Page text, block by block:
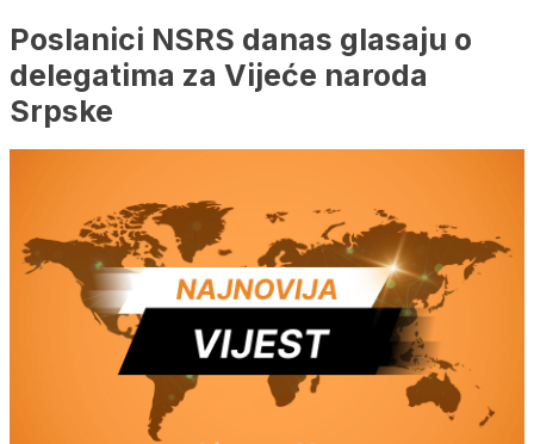
Poslanici NSRS danas glasaju o
delegatima za Vijeće naroda
Srpske